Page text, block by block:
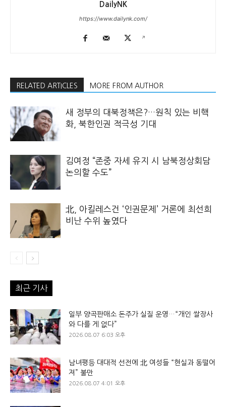
DailyNK
https://www.dailynk.com/
RELATED ARTICLES MORE FROM AUTHOR
새 정부의 대북정책은?…원칙 있는 비핵
화, 북한인권 적극성 기대
김여정 “존중 자세 유지 시 남북정상회담
논의할 수도”
北, 아킬레스건 ‘인권문제’ 거론에 최선희
비난 수위 높였다
최근 기사
일부 양곡판매소 돈주가 실질 운영…“개인 쌀장사
와 다를 게 없다”
2026.08.07 6:03 오후
남녀평등 대대적 선전에 北 여성들 “현실과 동떨어
져” 불만
2026.08.07 4:01 오후